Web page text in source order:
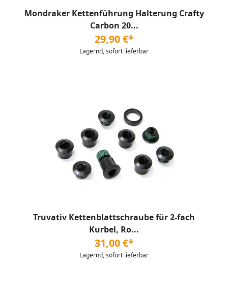
Mondraker Kettenführung Halterung Crafty
Carbon 20...
29,90 €*
Lagernd, sofort lieferbar
Truvativ Kettenblattschraube für 2-fach
Kurbel, Ro...
31,00 €*
Lagernd, sofort lieferbar